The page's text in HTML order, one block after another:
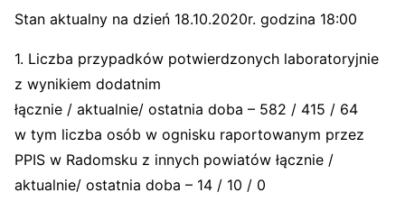
Stan aktualny na dzień 18.10.2020r. godzina 18:00
1. Liczba przypadków potwierdzonych laboratoryjnie
z wynikiem dodatnim
łącznie / aktualnie/ ostatnia doba – 582 / 415 / 64
w tym liczba osób w ognisku raportowanym przez
PPIS w Radomsku z innych powiatów łącznie /
aktualnie/ ostatnia doba – 14 / 10 / 0